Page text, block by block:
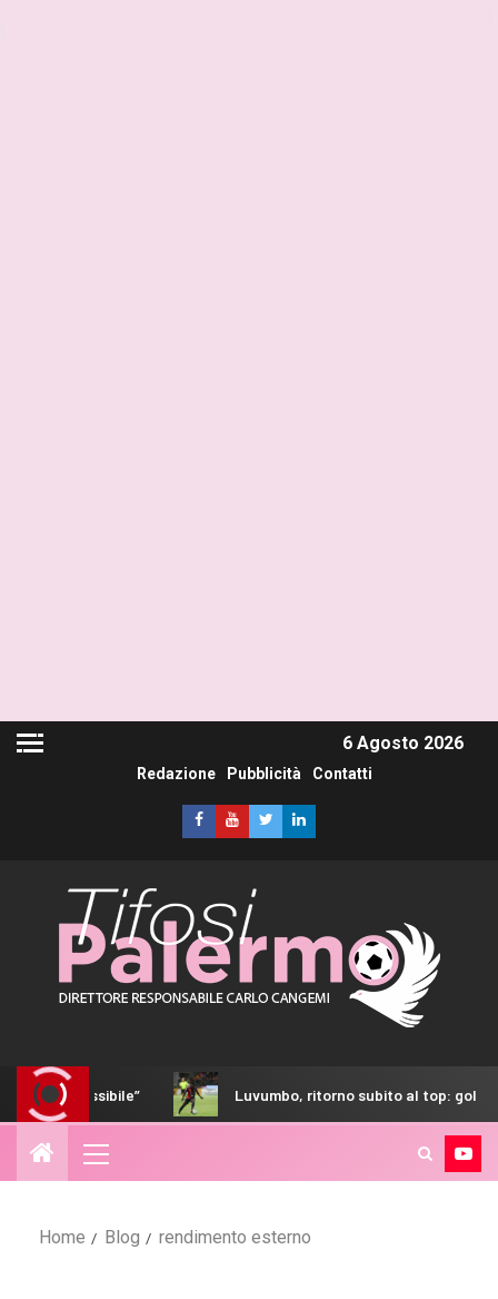
6 Agosto 2026
Redazione Pubblicità Contatti
è impossibile” Luvumbo, ritorno subito al top: gol in
Home Blog rendimento esterno